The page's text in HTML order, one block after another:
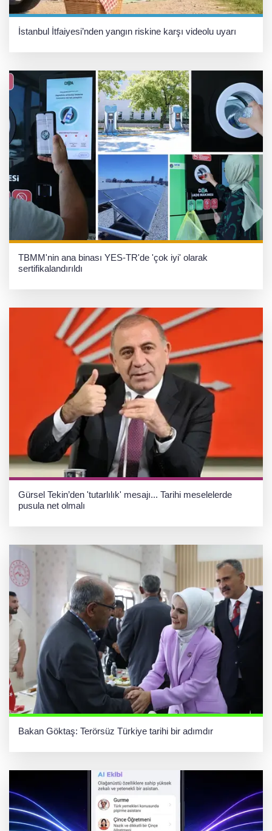
İstanbul İtfaiyesi’nden yangın riskine karşı videolu uyarı
TBMM'nin ana binası YES-TR'de 'çok iyi' olarak
sertifikalandırıldı
Gürsel Tekin’den 'tutarlılık' mesajı... Tarihi meselelerde
pusula net olmalı
Bakan Göktaş: Terörsüz Türkiye tarihi bir adımdır